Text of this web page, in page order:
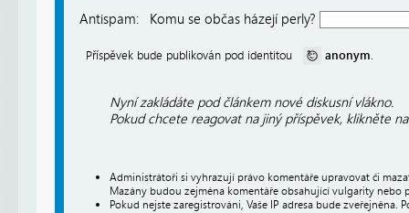
Antispam: Komu se občas házejí perly?
Příspěvek bude publikován pod identitou anonym.
Nyní zakládáte pod článkem nové diskusní vlákno.
Pokud chcete reagovat na jiný příspěvek, klikněte
Administrátoři si vyhrazují právo komentáře upravovat či
Mazány budou zejména komentáře obsahující vulgarity nebo
Pokud nejste zaregistrováni, Vaše IP adresa bude